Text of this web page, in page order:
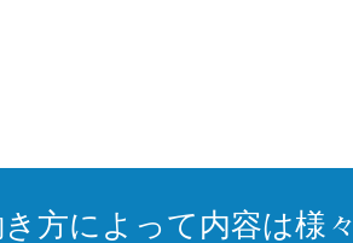
方によって内容は様々